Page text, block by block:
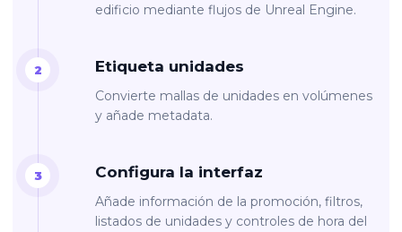
edificio mediante flujos de Unreal Engine.
Etiqueta unidades
Convierte mallas de unidades en volúmenes
y añade metadata.
Configura la interfaz
Añade información de la promoción, filtros,
listados de unidades y controles de hora del